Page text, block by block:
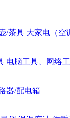
/茶具 大家电（空
电脑工具、网络
器/配电箱